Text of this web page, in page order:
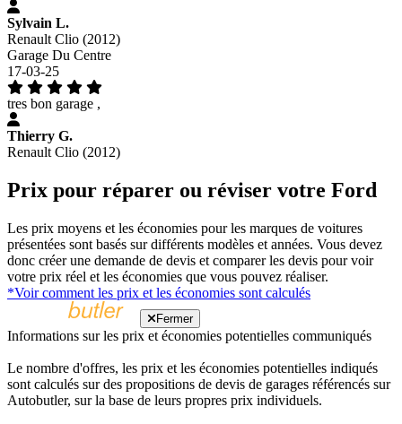
Sylvain L.
Renault Clio (2012)
Garage Du Centre
17-03-25
tres bon garage ,
Thierry G.
Renault Clio (2012)
Prix pour réparer ou réviser votre Ford
Les prix moyens et les économies pour les marques de voitures
présentées sont basés sur différents modèles et années. Vous devez
donc créer une demande de devis et comparer les devis pour voir
votre prix réel et les économies que vous pouvez réaliser.
*Voir comment les prix et les économies sont calculés
Fermer
Informations sur les prix et économies potentielles communiqués
Le nombre d'offres, les prix et les économies potentielles indiqués
sont calculés sur des propositions de devis de garages référencés sur
Autobutler, sur la base de leurs propres prix individuels.